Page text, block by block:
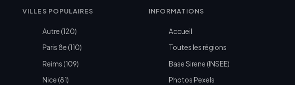
VILLES POPULAIRES
Autre (120)
Paris 8e (110)
Reims (109)
Nice (81)
INFORMATIONS
Accueil
Toutes les régions
Base Sirene (INSEE)
Photos Pexels